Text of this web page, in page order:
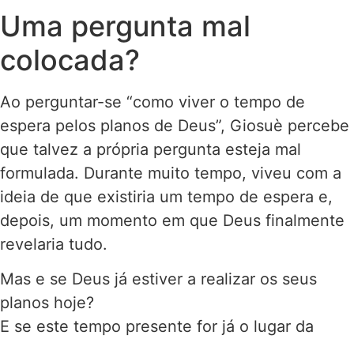
Uma pergunta mal
colocada?
Ao perguntar-se “como viver o tempo de
espera pelos planos de Deus”, Giosuè percebe
que talvez a própria pergunta esteja mal
formulada. Durante muito tempo, viveu com a
ideia de que existiria um tempo de espera e,
depois, um momento em que Deus finalmente
revelaria tudo.
Mas e se Deus já estiver a realizar os seus
planos hoje?
E se este tempo presente for já o lugar da